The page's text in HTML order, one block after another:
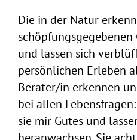
Die in der Natur
schöpfungsgegebenen
und lassen sich
persönlichen Erleben
Berater/in erkennen
bei allen
sie mir Gutes und